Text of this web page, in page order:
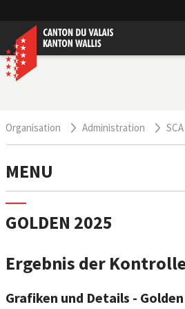
Organisation Administration SCA
MENU
GOLDEN 2025
Ergebnis der
Grafiken und Details -